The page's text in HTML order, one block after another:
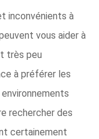
inconvénients à
vous aider à
très peu
à préférer les
rechercher des
certainement